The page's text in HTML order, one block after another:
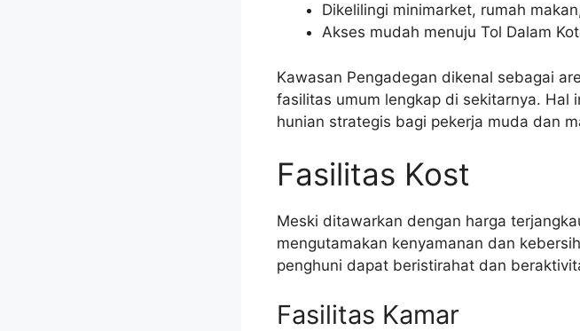
Dikelilingi minimarket, rumah
Akses mudah menuju Tol Dalam
Kawasan Pengadegan dikenal sebagai
fasilitas umum lengkap di sekitarnya. Hal
hunian strategis bagi pekerja muda dan
Fasilitas Kost
Meski ditawarkan dengan harga
mengutamakan kenyamanan dan
penghuni dapat beristirahat dan
Fasilitas Kamar